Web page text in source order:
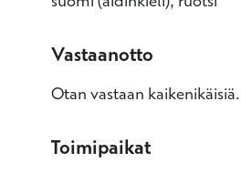
Vastaanotto
Otan vastaan kaikenikäisiä.
Toimipaikat